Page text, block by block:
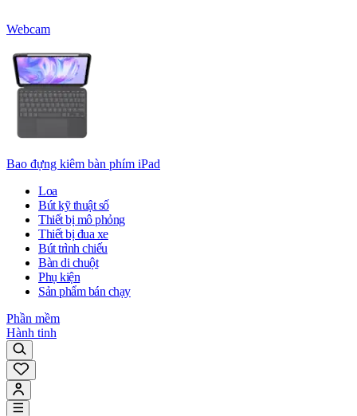
Webcam
Bao đựng kiêm bàn phím iPad
Loa
Bút kỹ thuật số
Thiết bị mô phỏng
Thiết bị đua xe
Bút trình chiếu
Bàn di chuột
Phụ kiện
Sản phẩm bán chạy
Phần mềm
Hành tinh